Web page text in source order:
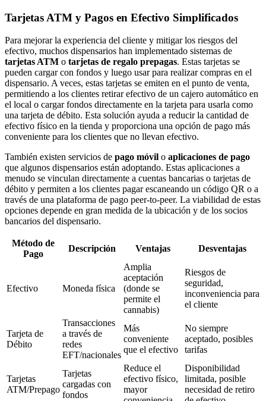
Tarjetas ATM y Pagos en Efectivo Simplificados
Para mejorar la experiencia del cliente y mitigar los riesgos del
efectivo, muchos dispensarios han implementado sistemas de
tarjetas ATM o tarjetas de regalo prepagas. Estas tarjetas se
pueden cargar con fondos y luego usar para realizar compras en el
dispensario. A veces, estas tarjetas se emiten en el punto de venta,
permitiendo a los clientes retirar efectivo de un cajero automático en
el local o cargar fondos directamente en la tarjeta para usarla como
una tarjeta de débito. Esta solución ayuda a reducir la cantidad de
efectivo físico en la tienda y proporciona una opción de pago más
conveniente para los clientes que no llevan efectivo.
También existen servicios de pago móvil o aplicaciones de pago
que algunos dispensarios están adoptando. Estas aplicaciones a
menudo se vinculan directamente a cuentas bancarias o tarjetas de
débito y permiten a los clientes pagar escaneando un código QR o a
través de una plataforma de pago peer-to-peer. La viabilidad de estas
opciones depende en gran medida de la ubicación y de los socios
bancarios del dispensario.
Método de
Pago
Descripción Ventajas Desventajas
Efectivo Moneda física
Amplia
aceptación
(donde se
permite el
cannabis)
Riesgos de
seguridad,
inconveniencia para
el cliente
Tarjeta de
Débito
Transacciones
a través de
redes
EFT/nacionales
Más
conveniente
que el efectivo
No siempre
aceptado, posibles
tarifas
Tarjetas
ATM/Prepago
Tarjetas
cargadas con
fondos
Reduce el
efectivo físico,
mayor
Disponibilidad
limitada, posible
necesidad de retiro